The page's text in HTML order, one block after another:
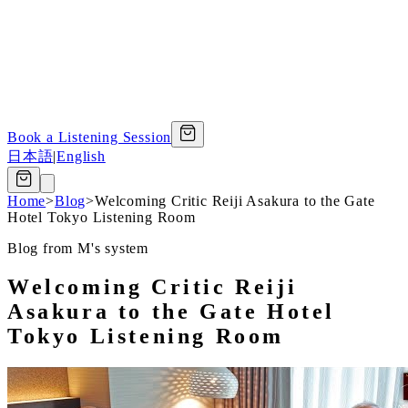
Book a Listening Session
日本語|English
Home>Blog>Welcoming Critic Reiji Asakura to the Gate
Hotel Tokyo Listening Room
Blog from M's system
Welcoming Critic Reiji
Asakura to the Gate Hotel
Tokyo Listening Room